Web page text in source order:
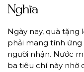
Nghĩa
Ngày nay, quà
phải mang tính ứng
người nhận. Nước
ba tiêu chí này nhờ